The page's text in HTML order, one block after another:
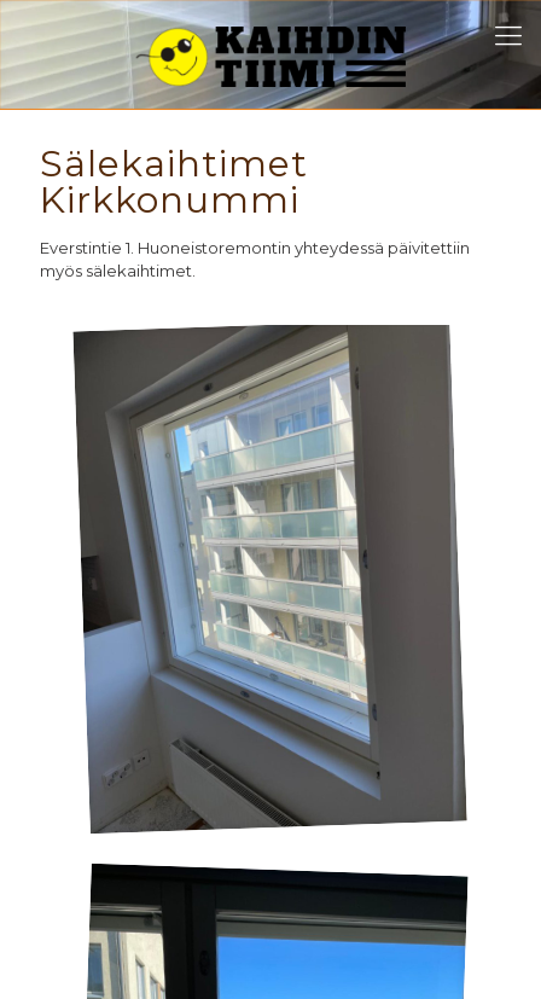
Sälekaihtimet
Kirkkonummi
Everstintie 1. Huoneistoremontin yhteydessä päivitettiin
myös sälekaihtimet.